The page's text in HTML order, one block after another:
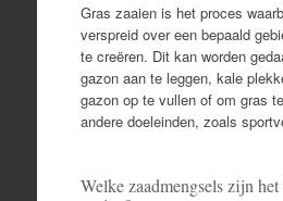
Gras zaaien is het proces
verspreid over een bepaald
te creëren. Dit kan worden
gazon aan te leggen, kale
gazon op te vullen of om gras
andere doeleinden, zoals
Welke zaadmengsels zijn het